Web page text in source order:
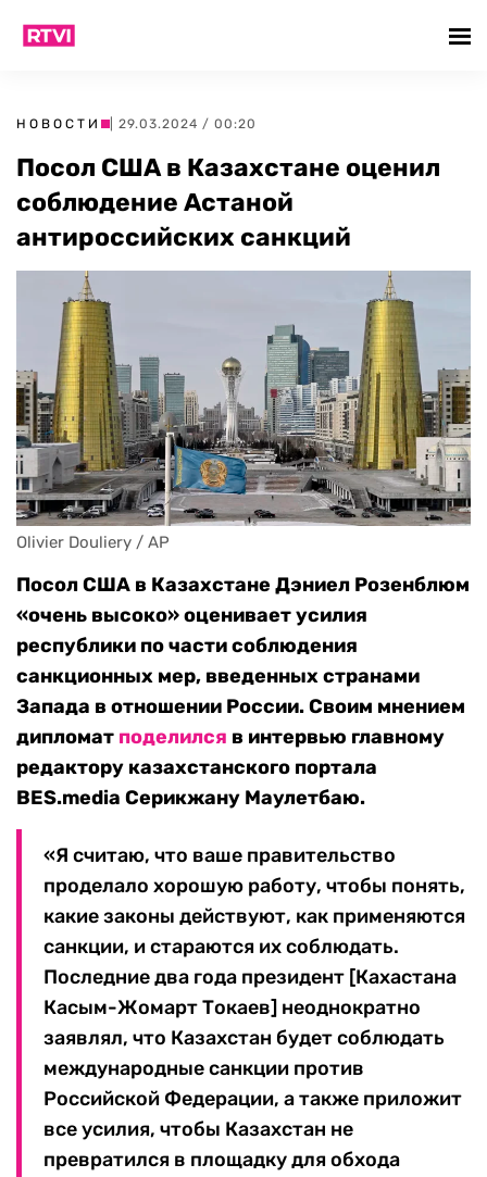
НОВОСТИ | 29.03.2024 / 00:20
Посол США в Казахстане оценил
соблюдение Астаной
антироссийских санкций
Olivier Douliery / AP
Посол США в Казахстане Дэниел Розенблюм
«очень высоко» оценивает усилия
республики по части соблюдения
санкционных мер, введенных странами
Запада в отношении России. Своим мнением
дипломат поделился в интервью главному
редактору казахстанского портала
BES.media Серикжану Маулетбаю.
«Я считаю, что ваше правительство
проделало хорошую работу, чтобы понять,
какие законы действуют, как применяются
санкции, и стараются их соблюдать.
Последние два года президент [Кахастана
Касым-Жомарт Токаев] неоднократно
заявлял, что Казахстан будет соблюдать
международные санкции против
Российской Федерации, а также приложит
все усилия, чтобы Казахстан не
превратился в площадку для обхода